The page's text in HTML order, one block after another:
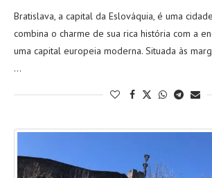
Bratislava, a capital da Eslováquia, é uma
combina o charme de sua rica história com a
uma capital europeia moderna. Situada às
…